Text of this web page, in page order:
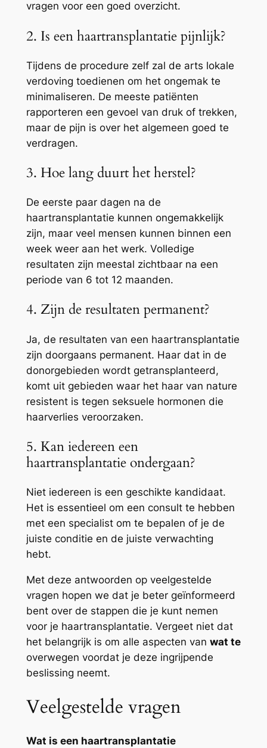
vragen voor een goed overzicht.
2. Is een haartransplantatie pijnlijk?
Tijdens de procedure zelf zal de arts lokale
verdoving toedienen om het ongemak te
minimaliseren. De meeste patiënten
rapporteren een gevoel van druk of trekken,
maar de pijn is over het algemeen goed te
verdragen.
3. Hoe lang duurt het herstel?
De eerste paar dagen na de
haartransplantatie kunnen ongemakkelijk
zijn, maar veel mensen kunnen binnen een
week weer aan het werk. Volledige
resultaten zijn meestal zichtbaar na een
periode van 6 tot 12 maanden.
4. Zijn de resultaten permanent?
Ja, de resultaten van een haartransplantatie
zijn doorgaans permanent. Haar dat in de
donorgebieden wordt getransplanteerd,
komt uit gebieden waar het haar van nature
resistent is tegen seksuele hormonen die
haarverlies veroorzaken.
5. Kan iedereen een
haartransplantatie ondergaan?
Niet iedereen is een geschikte kandidaat.
Het is essentieel om een consult te hebben
met een specialist om te bepalen of je de
juiste conditie en de juiste verwachting
hebt.
Met deze antwoorden op veelgestelde
vragen hopen we dat je beter geïnformeerd
bent over de stappen die je kunt nemen
voor je haartransplantatie. Vergeet niet dat
het belangrijk is om alle aspecten van wat te
overwegen voordat je deze ingrijpende
beslissing neemt.
Veelgestelde vragen
Wat is een haartransplantatie